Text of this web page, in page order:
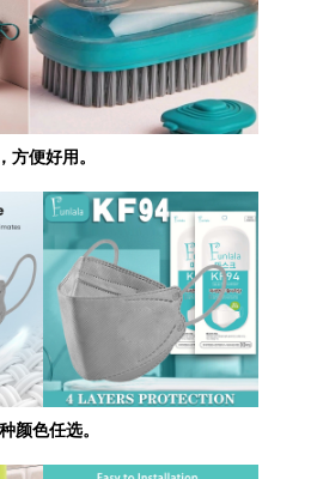
方便好用。
颜色任选。